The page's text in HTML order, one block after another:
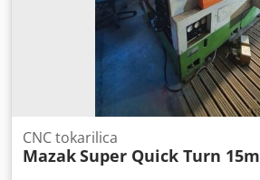
CNC tokarilica
MazakSuper Quick Turn 15m